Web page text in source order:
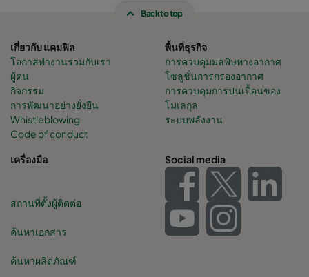
Back to top
เกี่ยวกับ แคมฟิล
โอกาสทำงานร่วมกับเรา
ผู้คน
กิจกรรม
การพัฒนาอย่างยั่งยืน
Whistleblowing
Code of conduct
พื้นที่ธุรกิจ
การควบคุมมลพิษทางอากาศ
โซลูชั่นการกรองอากาศ
การควบคุมการปนเปื้อนของ
โมเลกุล
ระบบพลังงาน
เครื่องมือ
สถานที่ตั้งผู้ติดต่อ
ค้นหาเอกสาร
ค้นหาผลิตภัณฑ์
Social media